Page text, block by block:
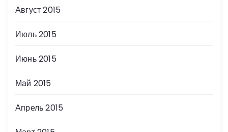
Август 2015
Июль 2015
Июнь 2015
Май 2015
Апрель 2015